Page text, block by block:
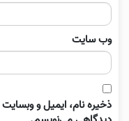
وب‌ سایت
ذخیره نام، ایمیل و وبسایت